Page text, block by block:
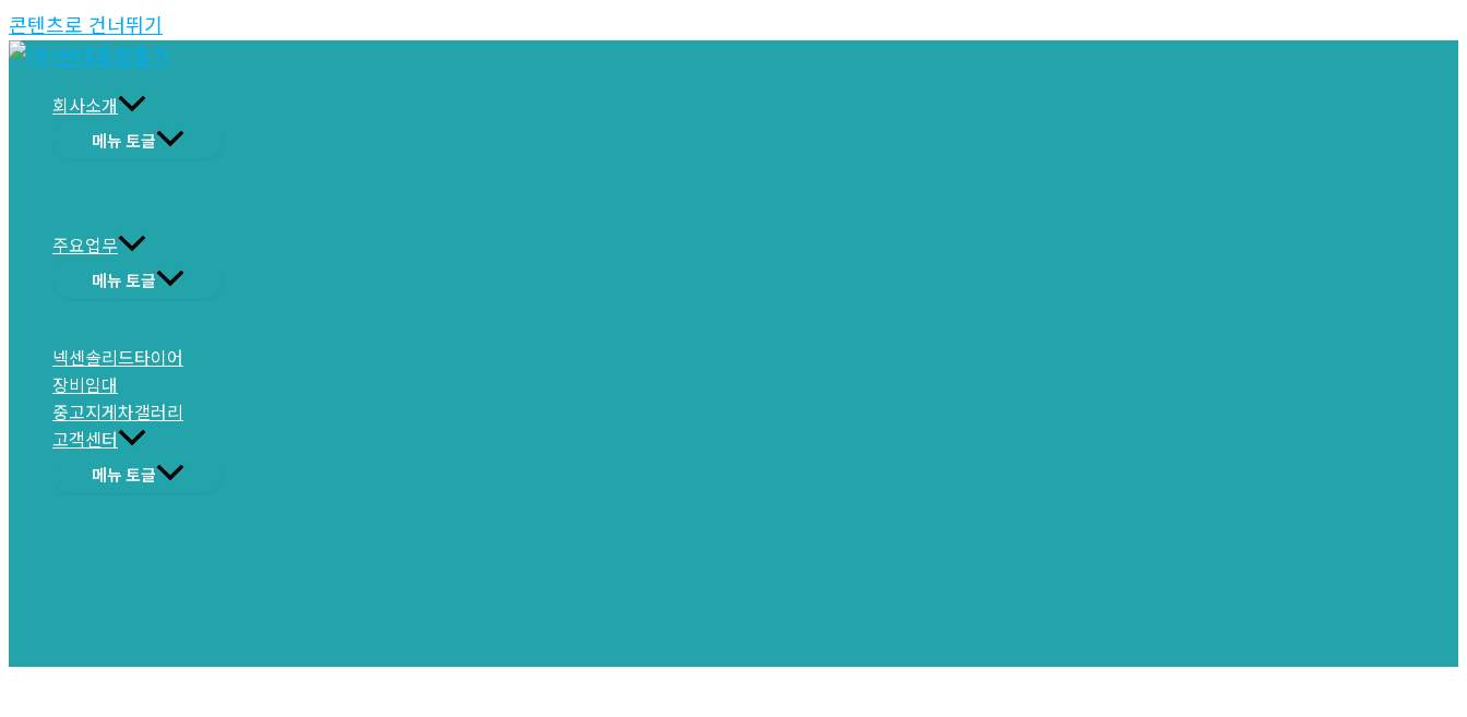
콘텐츠로 건너뛰기
회사소개
메뉴 토글
주요업무
메뉴 토글
넥센솔리드타이어
장비임대
중고지게차갤러리
고객센터
메뉴 토글